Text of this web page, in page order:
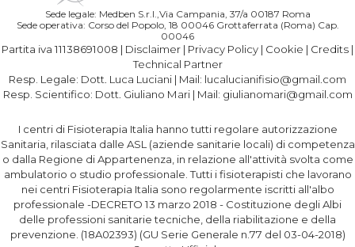
Sede legale: Medben S.r.l.,Via Campania, 37/a 00187 Roma
Sede operativa: Corso del Popolo, 18 00046 Grottaferrata (Roma) Cap.
00046
Partita iva 11138691008 | Disclaimer | Privacy Policy | Cookie | Credits |
Technical Partner
Resp. Legale: Dott. Luca Luciani | Mail: lucalucianifisio@gmail.com
Resp. Scientifico: Dott. Giuliano Mari| Mail: giulianomari@gmail.com
I centri di Fisioterapia Italia hanno tutti regolare autorizzazione
Sanitaria, rilasciata dalle ASL (aziende sanitarie locali) di competenza
o dalla Regione di Appartenenza, in relazione all'attività svolta come
ambulatorio o studio professionale. Tutti i fisioterapisti che lavorano
nei centri Fisioterapia Italia sono regolarmente iscritti all'albo
professionale -DECRETO 13 marzo 2018 - Costituzione degli Albi
delle professioni sanitarie tecniche, della riabilitazione e della
prevenzione. (18A02393) (GU Serie Generale n.77 del 03-04-2018)